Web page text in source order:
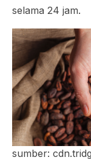
selama 24 jam.
sumber: